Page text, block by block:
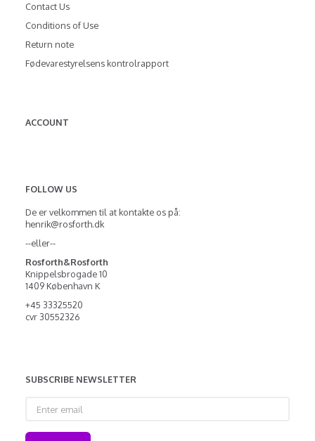
Contact Us
Conditions of Use
Return note
Fødevarestyrelsens kontrolrapport
ACCOUNT
FOLLOW US
De er velkommen til at kontakte os på:
henrik@rosforth.dk
--eller--
Rosforth&Rosforth
Knippelsbrogade 10
1409 København K
+45 33325520
cvr 30552326
SUBSCRIBE NEWSLETTER
email